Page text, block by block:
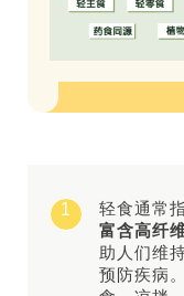
1 轻食通常
富含高纤
助人们维
预防疾病